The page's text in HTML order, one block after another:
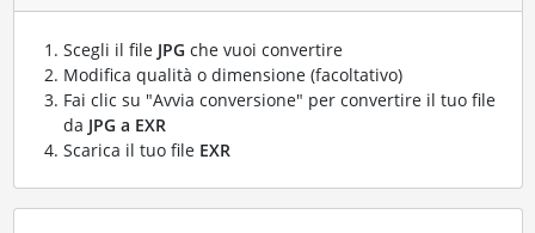
Scegli il file JPG che vuoi convertire
Modifica qualità o dimensione (facoltativo)
Fai clic su "Avvia conversione" per convertire il tuo file
da JPG a EXR
Scarica il tuo file EXR